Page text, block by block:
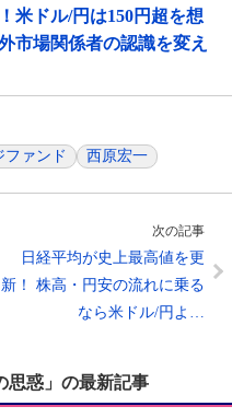
米ドル/円は150円超を想
市場関係者の認識を変え
ファンド 西原宏一
次の記事
日経平均が史上最高値を更
新！ 株高・円安の流れに乗る
なら米ドル/円よ…
思惑」の最新記事